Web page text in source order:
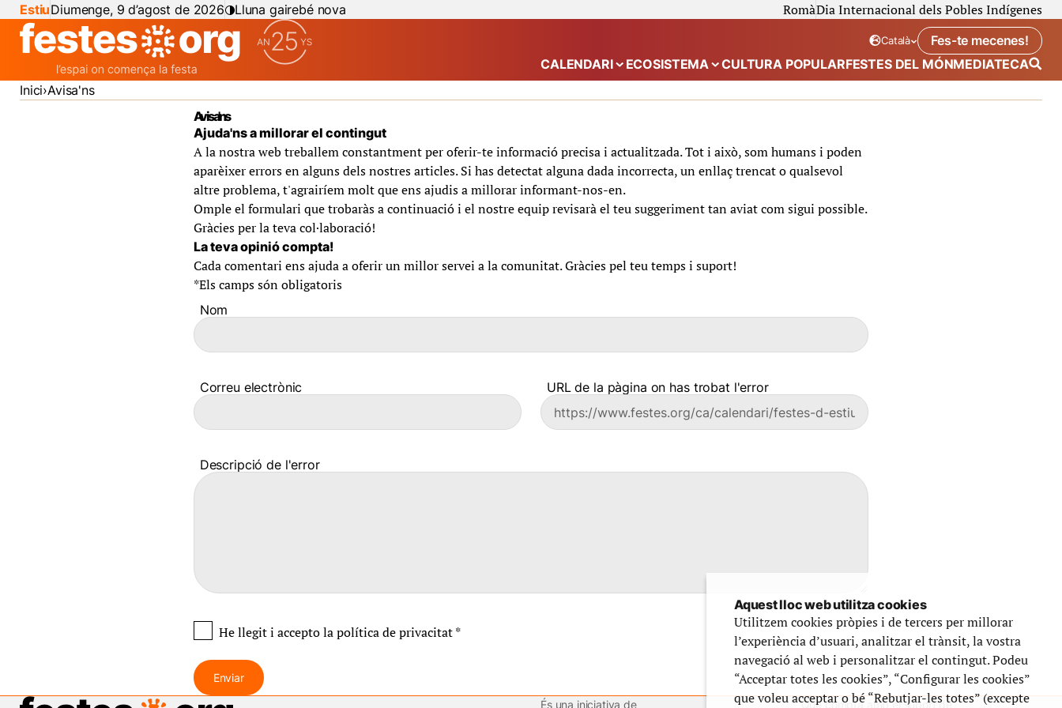
EstiuDiumenge, 9 d’agost de 2026 Lluna gairebé nova RomàDia Internacional dels Pobles Indígenes
Idioma seleccionat:
Català
. Canviar idiomaFes-te mecenes!
CALENDARI Mostra el submenú de “Calendari”
ECOSISTEMA Mostra el submenú de “Ecosistema”
CULTURA POPULARFESTES DEL MÓNMEDIATECA
Inici Avisa'ns
Avisa'ns
Ajuda'ns a millorar el contingut
A la nostra web treballem constantment per oferir-te informació precisa i actualitzada. Tot i això, som humans i poden
aparèixer errors en alguns dels nostres articles. Si has detectat alguna dada incorrecta, un enllaç trencat o qualsevol
altre problema, t'agrairíem molt que ens ajudis a millorar informant-nos-en.
Omple el formulari que trobaràs a continuació i el nostre equip revisarà el teu suggeriment tan aviat com sigui possible.
Gràcies per la teva col·laboració!
La teva opinió compta!
Cada comentari ens ajuda a oferir un millor servei a la comunitat. Gràcies pel teu temps i suport!
*Els camps són obligatoris
Nom
Correu electrònic URL de la pàgina on has trobat l'error
Descripció de l'error
He llegit i acceptola política de privacitat*
Enviar
És una iniciativa de
Que compta amb el suport de
Aquest lloc web utilitza cookies
Utilitzem cookies pròpies i de tercers per millorar
l’experiència d’usuari, analitzar el trànsit, la vostra
navegació al web i personalitzar el contingut. Podeu
“Acceptar totes les cookies”, “Configurar les cookies”
que voleu acceptar o bé “Rebutjar-les totes” (excepte